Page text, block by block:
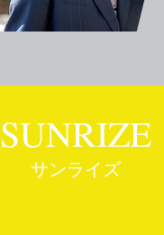
SUNRIZE
サンライズ